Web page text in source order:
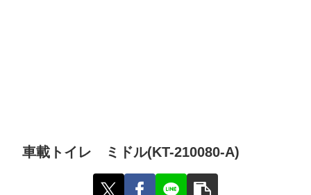
車載トイレ ミドル(KT-210080-A)